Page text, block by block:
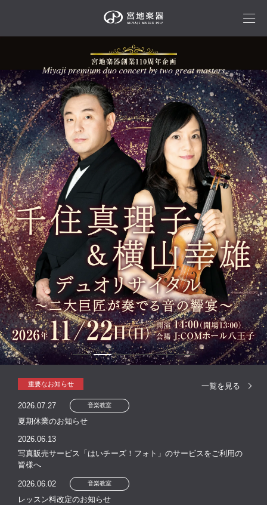
重要なお知らせ
2026.07.27 音楽教室
夏期休業のお知らせ
2026.06.13
写真販売サービス「はいチーズ！フォト」のサービスをご利用の
皆様へ
2026.06.02 音楽教室
レッスン料改定のお知らせ
一覧を見る